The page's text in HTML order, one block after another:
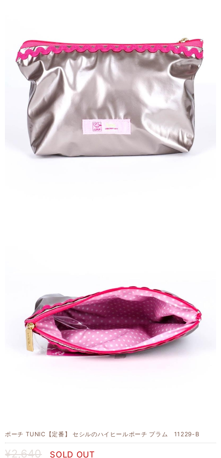
ポーチ TUNIC【定番】 セシルのハイヒールポーチ プラム 11229-B
¥2,640 SOLD OUT